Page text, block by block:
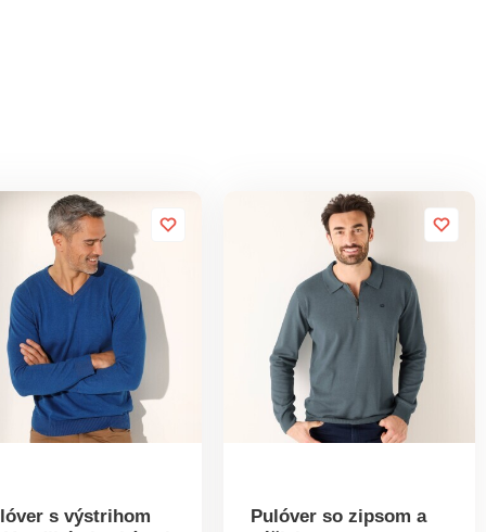
s výstrihom
Pulóver so zipsom a